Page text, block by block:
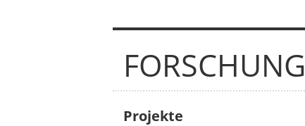
FORSCHUNG
Projekte